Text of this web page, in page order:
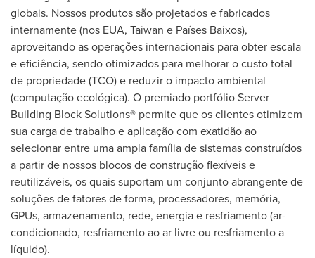
globais. Nossos produtos são projetados e fabricados
internamente (nos EUA, Taiwan e Países Baixos),
aproveitando as operações internacionais para obter escala
e eficiência, sendo otimizados para melhorar o custo total
de propriedade (TCO) e reduzir o impacto ambiental
(computação ecológica). O premiado portfólio Server
Building Block Solutions® permite que os clientes otimizem
sua carga de trabalho e aplicação com exatidão ao
selecionar entre uma ampla família de sistemas construídos
a partir de nossos blocos de construção flexíveis e
reutilizáveis, os quais suportam um conjunto abrangente de
soluções de fatores de forma, processadores, memória,
GPUs, armazenamento, rede, energia e resfriamento (ar-
condicionado, resfriamento ao ar livre ou resfriamento a
líquido).